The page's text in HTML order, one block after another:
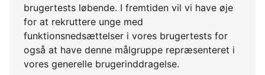
brugertests løbende. I fremtiden vil vi have øje
for at rekruttere unge med
funktionsnedsættelser i vores brugertests for
også at have denne målgruppe repræsenteret i
vores generelle brugerinddragelse.